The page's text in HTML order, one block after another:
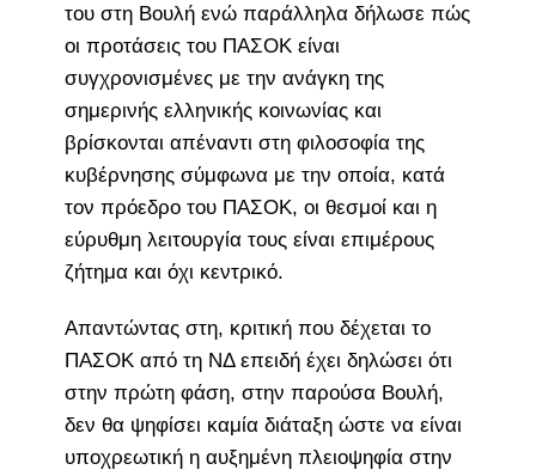
του στη Βουλή ενώ παράλληλα δήλωσε πώς
οι προτάσεις του ΠΑΣΟΚ είναι
συγχρονισμένες με την ανάγκη της
σημερινής ελληνικής κοινωνίας και
βρίσκονται απέναντι στη φιλοσοφία της
κυβέρνησης σύμφωνα με την οποία, κατά
τον πρόεδρο του ΠΑΣΟΚ, οι θεσμοί και η
εύρυθμη λειτουργία τους είναι επιμέρους
ζήτημα και όχι κεντρικό.
Απαντώντας στη, κριτική που δέχεται το
ΠΑΣΟΚ από τη ΝΔ επειδή έχει δηλώσει ότι
στην πρώτη φάση, στην παρούσα Βουλή,
δεν θα ψηφίσει καμία διάταξη ώστε να είναι
υποχρεωτική η αυξημένη πλειοψηφία στην